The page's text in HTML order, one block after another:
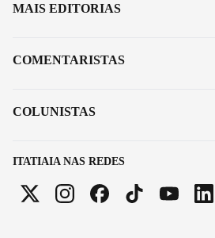
ITATIAIA NAS REDES
MAIS EDITORIAS
COMENTARISTAS
COLUNISTAS